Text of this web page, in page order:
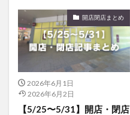
開店閉店まとめ
2026年6月1日
2026年6月2日
【5/25〜5/31】開店・閉店